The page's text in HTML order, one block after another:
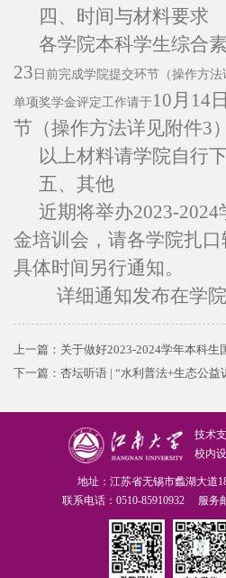
四、时间与材料要求
各学院本科学生综合
23 日前完成学院提交环节（操作方法
单项奖学金评定工作请于10 月 14
节（操作方法详见附件3
以上材料请学院自行
五、 其他
近期将举办2023-2024
金培训会 ， 请各学院扎口
具体时间另行通知。
详细通知发布在学院
上一篇： 关于做好2023-2024学年本科生
下一篇： 杏坛听语 | “水利普法+生态公益
技术
校内
地址：江苏省无锡市蠡湖大道
联系电话：0510-85910932 服务邮